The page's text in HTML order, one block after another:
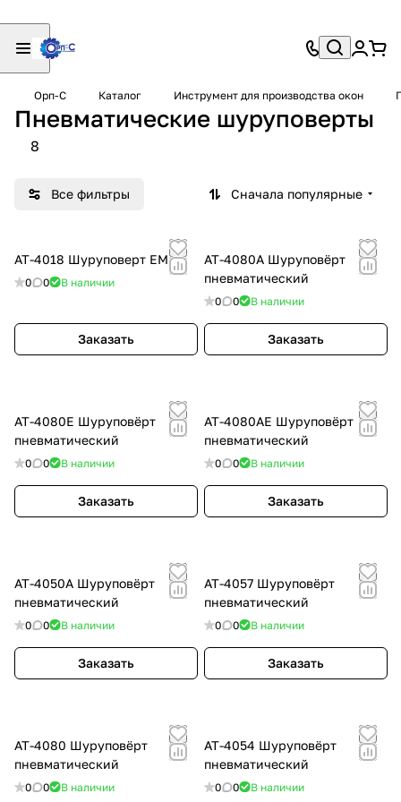
Орп-С Каталог Инструмент для производства окон
Пневматические шуруповерты
8
Все фильтры Сначала популярные
АТ-4018 Шуруповерт ЕМАХ
0 0 В наличии
Заказать
АТ-4080А Шуруповёрт
пневматический
0 0 В наличии
Заказать
АТ-4080Е Шуруповёрт
пневматический
0 0 В наличии
Заказать
АТ-4080АЕ Шуруповёрт
пневматический
0 0 В наличии
Заказать
АТ-4050А Шуруповёрт
пневматический
0 0 В наличии
Заказать
АТ-4057 Шуруповёрт
пневматический
0 0 В наличии
Заказать
АТ-4080 Шуруповёрт
пневматический
0 0 В наличии
АТ-4054 Шуруповёрт
пневматический
0 0 В наличии